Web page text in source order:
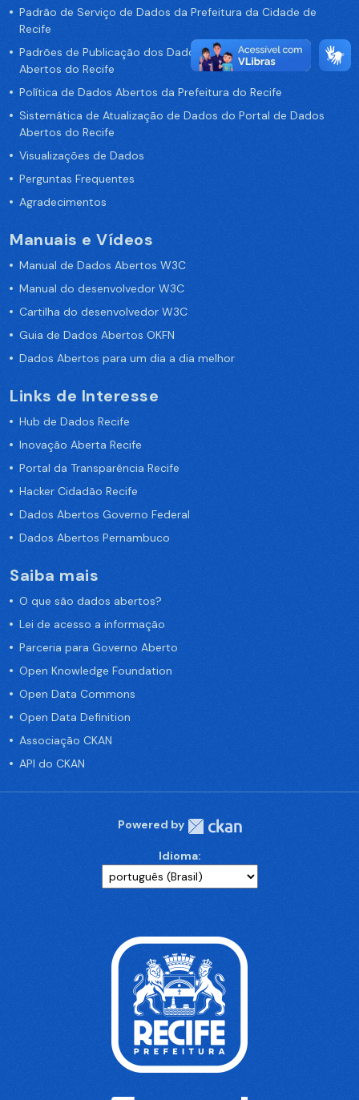
Padrão de Serviço de Dados da Prefeitura da Cidade de
Recife
Padrões de Publicação dos Dados no Portal de Dados
Abertos do Recife
Política de Dados Abertos da Prefeitura do Recife
Sistemática de Atualização de Dados do Portal de Dados
Abertos do Recife
Visualizações de Dados
Perguntas Frequentes
Agradecimentos
Manuais e Vídeos
Manual de Dados Abertos W3C
Manual do desenvolvedor W3C
Cartilha do desenvolvedor W3C
Guia de Dados Abertos OKFN
Dados Abertos para um dia a dia melhor
Links de Interesse
Hub de Dados Recife
Inovação Aberta Recife
Portal da Transparência Recife
Hacker Cidadão Recife
Dados Abertos Governo Federal
Dados Abertos Pernambuco
Saiba mais
O que são dados abertos?
Lei de acesso a informação
Parceria para Governo Aberto
Open Knowledge Foundation
Open Data Commons
Open Data Definition
Associação CKAN
API do CKAN
Powered by
Idioma